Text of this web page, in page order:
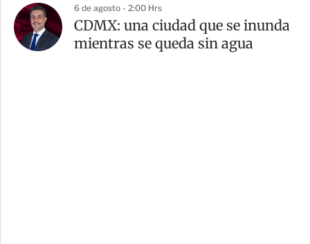
6 de agosto - 2:00 Hrs
CDMX: una ciudad que se inunda
mientras se queda sin agua